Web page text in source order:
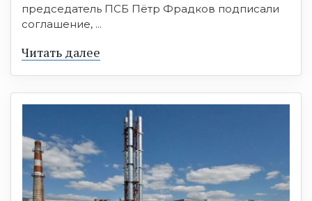
председатель ПСБ Пётр Фрадков подписали
соглашение, ...
Читать далее